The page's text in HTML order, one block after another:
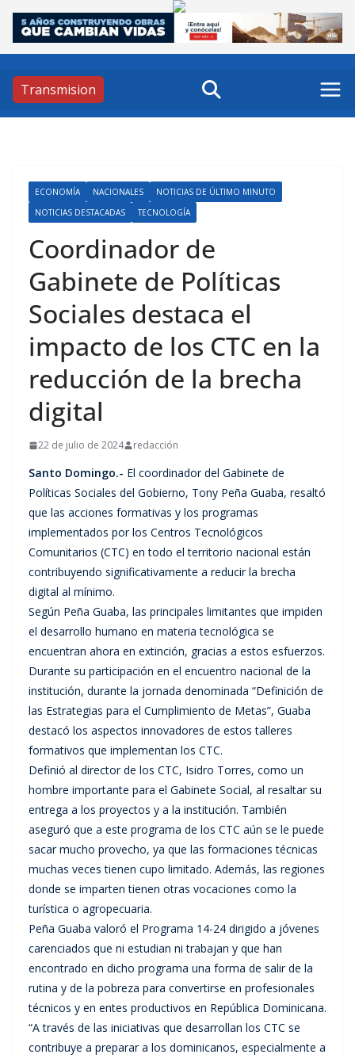
Skip
content
Transmision
ECONOMÍA NACIONALES
NOTICIAS DE ÚLTIMO MINUTO
NOTICIAS DESTACADAS
TECNOLOGÍA
Coordinador de
Gabinete de Políticas
Sociales destaca el
impacto de los CTC en la
reducción de la brecha
digital
22 de julio de 2024 redacción
Santo Domingo.- El coordinador del Gabinete de
Políticas Sociales del Gobierno, Tony Peña Guaba, resaltó
que las acciones formativas y los programas
implementados por los Centros Tecnológicos
Comunitarios (CTC) en todo el territorio nacional están
contribuyendo significativamente a reducir la brecha
digital al mínimo.
Según Peña Guaba, las principales limitantes que impiden
el desarrollo humano en materia tecnológica se
encuentran ahora en extinción, gracias a estos esfuerzos.
Durante su participación en el encuentro nacional de la
institución, durante la jornada denominada “Definición de
las Estrategias para el Cumplimiento de Metas”, Guaba
destacó los aspectos innovadores de estos talleres
formativos que implementan los CTC.
Definió al director de los CTC, Isidro Torres, como un
hombre importante para el Gabinete Social, al resaltar su
entrega a los proyectos y a la institución. También
aseguró que a este programa de los CTC aún se le puede
sacar mucho provecho, ya que las formaciones técnicas
muchas veces tienen cupo limitado. Además, las regiones
donde se imparten tienen otras vocaciones como la
turística o agropecuaria.
Peña Guaba valoró el Programa 14-24 dirigido a jóvenes
carenciados que ni estudian ni trabajan y que han
encontrado en dicho programa una forma de salir de la
rutina y de la pobreza para convertirse en profesionales
técnicos y en entes productivos en República Dominicana.
“A través de las iniciativas que desarrollan los CTC se
contribuye a preparar a los dominicanos, especialmente a